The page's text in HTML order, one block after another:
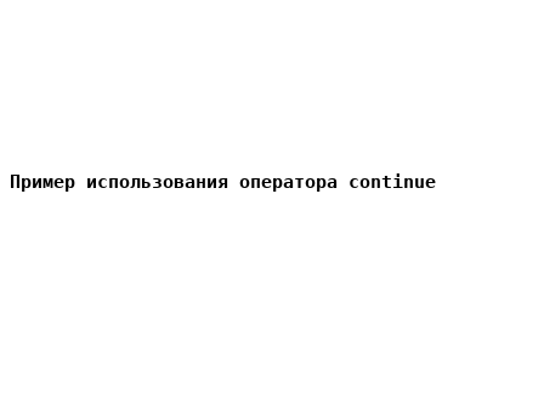
Пример использования оператора continue